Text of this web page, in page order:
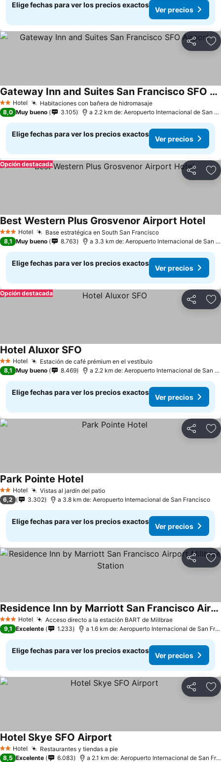
Elige fechas para ver los precios exactos
Ver precios
Compartir
2 Estrellas
Hotel Habitaciones con bañera de hidromasaje
Gateway Inn and Suites San Francisco SFO Airport
8,0 Muy bueno 3.105 a 2.2 km de: Aeropuerto Internacional de San Francisco
Elige fechas para ver los precios exactos
Ver precios
Compartir
Opción destacada
3 Estrellas
Hotel Base estratégica en South San Francisco
Best Western Plus Grosvenor Airport Hotel
8,1 Muy bueno 8.763 a 3.3 km de: Aeropuerto Internacional de San Francisco
Elige fechas para ver los precios exactos
Ver precios
Compartir
Opción destacada
2 Estrellas
Hotel Estación de café prémium en el vestíbulo
Hotel Aluxor SFO
8,1 Muy bueno 8.469 a 2.2 km de: Aeropuerto Internacional de San Francisco
Elige fechas para ver los precios exactos
Ver precios
Compartir
2 Estrellas
Hotel Vistas al jardín del patio
Park Pointe Hotel
6,2 3.302 a 3.8 km de: Aeropuerto Internacional de San Francisco
Elige fechas para ver los precios exactos
Ver precios
Compartir
3 Estrellas
Hotel Acceso directo a la estación BART de Millbrae
Residence Inn by Marriott San Francisco Airport Millbrae Station
9,1 Excelente 1.233 a 1.6 km de: Aeropuerto Internacional de San Francisco
Elige fechas para ver los precios exactos
Ver precios
Compartir
2 Estrellas
Hotel Restaurantes y tiendas a pie
Hotel Skye SFO Airport
8,5 Excelente 6.083 a 2.1 km de: Aeropuerto Internacional de San Francisco